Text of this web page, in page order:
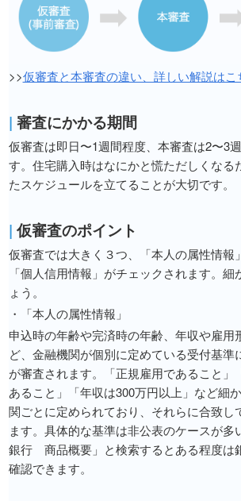
>>仮審査と本審査の違い、詳しい解説はこ
| 審査にかかる期間
仮審査は即日〜1週間程度、本審査は2〜3
す。住宅購入時はなにかと慌ただしくなる
たスケジュールを立てることが大切です。
| 仮審査のポイント
仮審査では大きく３つ、「本人の属性情報
「個人信用情報」がチェックされます。細
ょう。
・「本人の属性情報」
申込時の年齢や完済時の年齢、年収や雇用
ど、金融機関が個別に定めている受付基準
が審査されます。「正規雇用であること」
あること」「年収は300万円以上」など細
関ごとに定められており、それらに合致し
ます。具体的な基準は非公表のケースが
銀行 商品概要」と検索するとある程度は
確認できます。